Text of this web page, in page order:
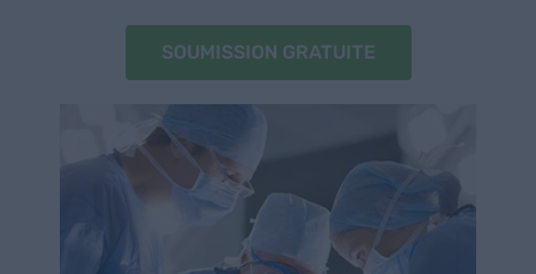
SOUMISSION GRATUITE